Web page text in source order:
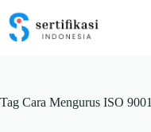
content
Tag Cara Mengurus ISO 9001